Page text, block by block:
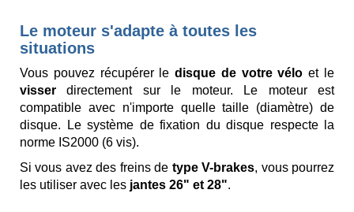
Le moteur s'adapte à toutes les
situations
Vous pouvez récupérer ledisque de votre vélo et le
visser directement sur le moteur. Le moteur est
compatible avec n'importe quelle taille (diamètre) de
disque. Le système de fixation du disque respecte la
norme IS2000 (6 vis).
Si vous avez des freins de type V-brakes, vous pourrez
les utiliser avec les jantes 26" et 28".